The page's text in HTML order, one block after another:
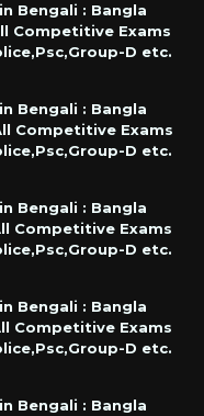
Bengali : Bangla
Competitive Exams
D etc.
Bengali : Bangla
Competitive Exams
D etc.
Bengali : Bangla
Competitive Exams
D etc.
Bengali : Bangla
Competitive Exams
D etc.
Bengali : Bangla